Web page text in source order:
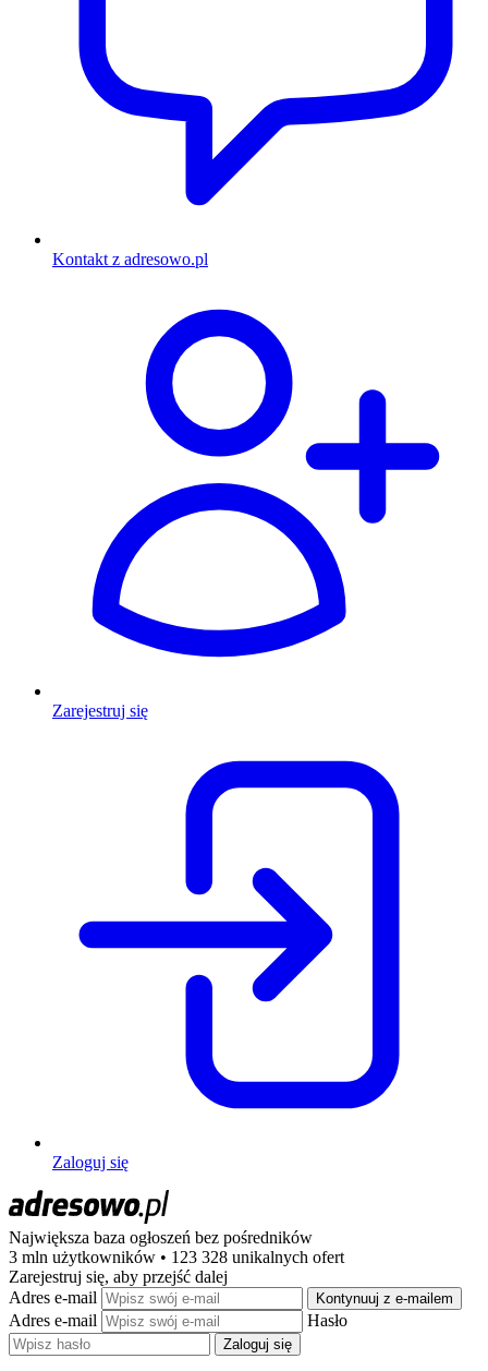
Kontakt z adresowo.pl
Zarejestruj się
Zaloguj się
Największa baza ogłoszeń bez pośredników
3 mln użytkowników • 123 328 unikalnych ofert
Zarejestruj się, aby przejść dalej
Adres e-mail
Kontynuuj z e-mailem
Adres e-mail Hasło
Zaloguj się